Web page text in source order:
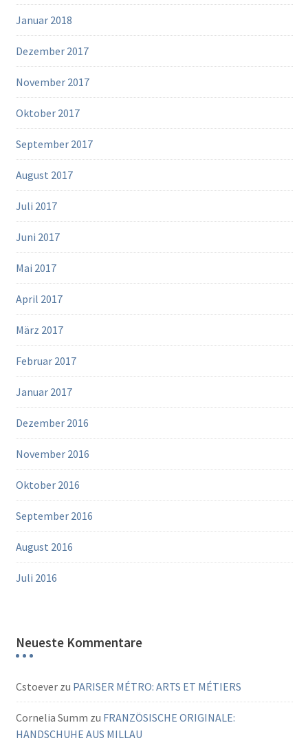
Januar 2018
Dezember 2017
November 2017
Oktober 2017
September 2017
August 2017
Juli 2017
Juni 2017
Mai 2017
April 2017
März 2017
Februar 2017
Januar 2017
Dezember 2016
November 2016
Oktober 2016
September 2016
August 2016
Juli 2016
Neueste Kommentare
Cstoeverzu PARISER MÉTRO: ARTS ET MÉTIERS
Cornelia Summ zu FRANZÖSISCHE ORIGINALE:
HANDSCHUHE AUS MILLAU